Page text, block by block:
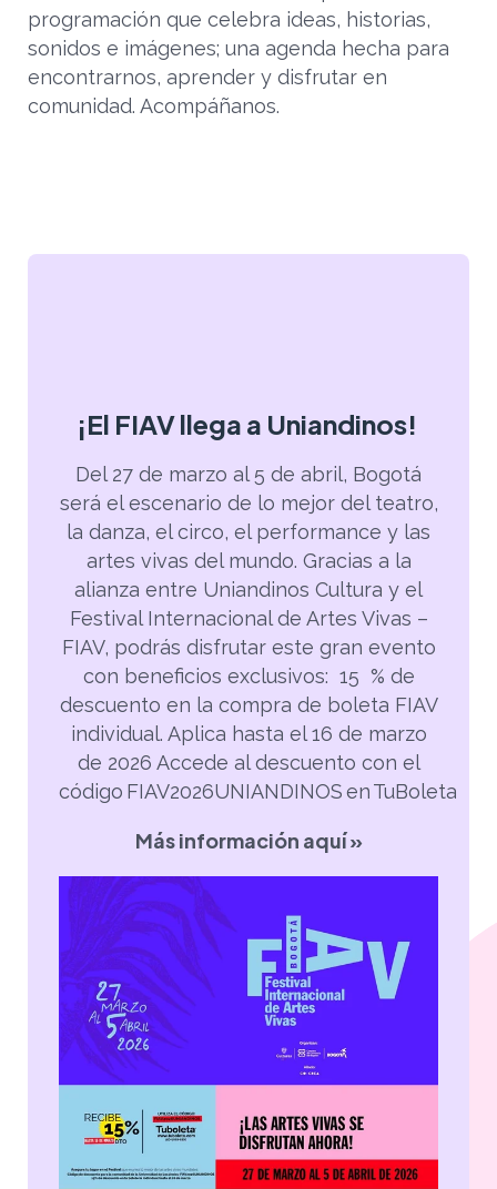
programación que celebra ideas, historias,
sonidos e imágenes; una agenda hecha para
encontrarnos, aprender y disfrutar en
comunidad. Acompáñanos.
¡El FIAV llega a Uniandinos!
Del 27 de marzo al 5 de abril, Bogotá
será el escenario de lo mejor del teatro,
la danza, el circo, el performance y las
artes vivas del mundo. Gracias a la
alianza entre Uniandinos Cultura y el
Festival Internacional de Artes Vivas –
FIAV, podrás disfrutar este gran evento
con beneficios exclusivos: 15 % de
descuento en la compra de boleta FIAV
individual. Aplica hasta el 16 de marzo
de 2026 Accede al descuento con el
código FIAV2026UNIANDINOS en TuBoleta
Más información aquí »